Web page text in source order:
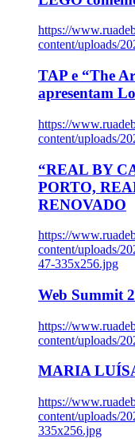
https://
content/uploads/
TAP e “The
apresentam
https://
content/uploads/
“REAL BY
PORTO,
RENOVADO
https://
content/uploads/
47-335x256.jpg
Web Summit
https://
content/uploads/
MARIA
https://
content/uploads/
335x256.jpg